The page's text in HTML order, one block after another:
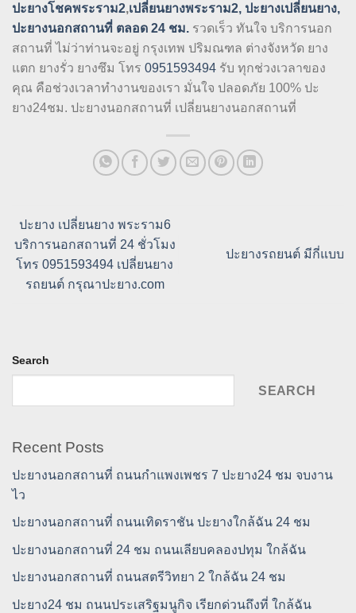
ปะยางโชคพระราม2,เปลี่ยนยางพระราม2, ปะยางเปลี่ยนยาง,
ปะยางนอกสถานที่ ตลอด 24 ชม. รวดเร็ว ทันใจ บริการนอก
สถานที่ ไม่ว่าท่านจะอยู่ กรุงเทพ ปริมณฑล ต่างจังหวัด ยาง
แตก ยางรั่ว ยางซึม โทร 0951593494 รับ ทุกช่วงเวลาของ
คุณ คือช่วงเวลาทำงานของเรา มั่นใจ ปลอดภัย 100% ปะ
ยาง24ชม. ปะยางนอกสถานที่ เปลี่ยนยางนอกสถานที่
ปะยาง เปลี่ยนยาง พระราม6
บริการนอกสถานที่ 24 ชั่วโมง
โทร 0951593494 เปลี่ยนยาง
รถยนต์ กรุณาปะยาง.com
ปะยางรถยนต์ มีกี่แบบ
Search
SEARCH
Recent Posts
ปะยางนอกสถานที่ ถนนกำแพงเพชร 7 ปะยาง24 ชม จบงาน
ไว
ปะยางนอกสถานที่ ถนนเทิดราชัน ปะยางใกล้ฉัน 24 ชม
ปะยางนอกสถานที่ 24 ชม ถนนเลียบคลองปทุม ใกล้ฉัน
ปะยางนอกสถานที่ ถนนสตรีวิทยา 2 ใกล้ฉัน 24 ชม
ปะยาง24 ชม ถนนประเสริฐมนูกิจ เรียกด่วนถึงที่ ใกล้ฉัน